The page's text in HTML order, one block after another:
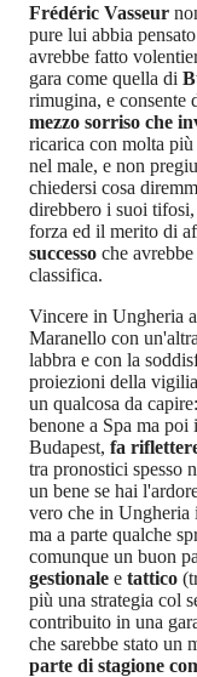
Frédéric Vasseur
pure lui abbia
avrebbe fatto
gara come quella di
rimugina, e consente
mezzo sorriso che
ricarica con molta più
nel male, e non
chiedersi cosa
direbbero i suoi
forza ed il merito di
successo che
classifica.
Vincere in Ungheria
Maranello con
labbra e con la
proiezioni della
un qualcosa da
benone a Spa ma
Budapest, fa
tra pronostici spesso
un bene se hai
vero che in Ungheria
ma a parte qualche
comunque un buon
gestionale e tattico
più una strategia col
contribuito in una
che sarebbe stato un
parte di stagione